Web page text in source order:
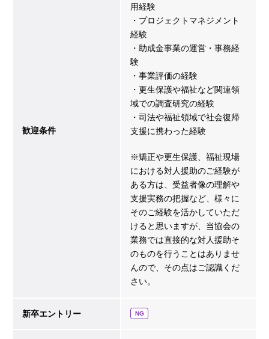
歓迎条件
用経験
・プロジェクトマネジメント
経験
・助成金事業の運営・事務経
験
・事業評価の経験
・更生保護や福祉など関連領
域での調査研究の経験
・司法や福祉領域で社会復帰
支援に携わった経験
※矯正や更生保護、福祉現場
における対人援助のご経験が
ある方は、受益者像の理解や
支援実務の把握など、様々に
そのご経験を活かしていただ
けると思いますが、当協会の
業務では直接的な対人援助そ
のものを行うことはありませ
んので、その点はご認識くだ
さい。
新卒エントリー NG